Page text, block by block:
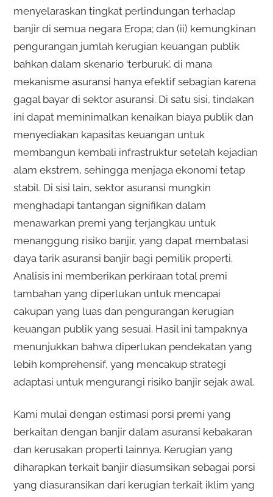
menyelaraskan tingkat perlindungan terhadap
banjir di semua negara Eropa; dan (ii) kemungkinan
pengurangan jumlah kerugian keuangan publik
bahkan dalam skenario ‘terburuk’, di mana
mekanisme asuransi hanya efektif sebagian karena
gagal bayar di sektor asuransi. Di satu sisi, tindakan
ini dapat meminimalkan kenaikan biaya publik dan
menyediakan kapasitas keuangan untuk
membangun kembali infrastruktur setelah kejadian
alam ekstrem, sehingga menjaga ekonomi tetap
stabil. Di sisi lain, sektor asuransi mungkin
menghadapi tantangan signifikan dalam
menawarkan premi yang terjangkau untuk
menanggung risiko banjir, yang dapat membatasi
daya tarik asuransi banjir bagi pemilik properti.
Analisis ini memberikan perkiraan total premi
tambahan yang diperlukan untuk mencapai
cakupan yang luas dan pengurangan kerugian
keuangan publik yang sesuai. Hasil ini tampaknya
menunjukkan bahwa diperlukan pendekatan yang
lebih komprehensif, yang mencakup strategi
adaptasi untuk mengurangi risiko banjir sejak awal.
Kami mulai dengan estimasi porsi premi yang
berkaitan dengan banjir dalam asuransi kebakaran
dan kerusakan properti lainnya. Kerugian yang
diharapkan terkait banjir diasumsikan sebagai porsi
yang diasuransikan dari kerugian terkait iklim yang